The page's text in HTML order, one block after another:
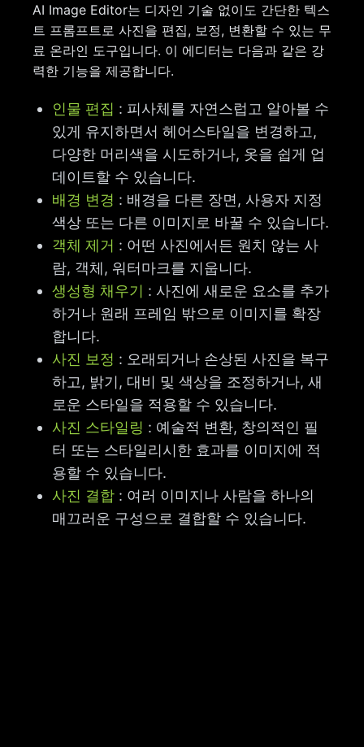
AI Image Editor는 디자인 기술 없이도 간단한 텍스
트 프롬프트로 사진을 편집, 보정, 변환할 수 있는 무
료 온라인 도구입니다. 이 에디터는 다음과 같은 강
력한 기능을 제공합니다.
인물 편집 : 피사체를 자연스럽고 알아볼 수
있게 유지하면서 헤어스타일을 변경하고,
다양한 머리색을 시도하거나, 옷을 쉽게 업
데이트할 수 있습니다.
배경 변경 : 배경을 다른 장면, 사용자 지정
색상 또는 다른 이미지로 바꿀 수 있습니다.
객체 제거 : 어떤 사진에서든 원치 않는 사
람, 객체, 워터마크를 지웁니다.
생성형 채우기 : 사진에 새로운 요소를 추가
하거나 원래 프레임 밖으로 이미지를 확장
합니다.
사진 보정 : 오래되거나 손상된 사진을 복구
하고, 밝기, 대비 및 색상을 조정하거나, 새
로운 스타일을 적용할 수 있습니다.
사진 스타일링 : 예술적 변환, 창의적인 필
터 또는 스타일리시한 효과를 이미지에 적
용할 수 있습니다.
사진 결합 : 여러 이미지나 사람을 하나의
매끄러운 구성으로 결합할 수 있습니다.